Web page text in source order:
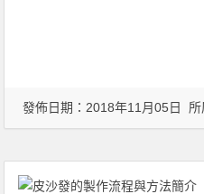
發佈日期：2018年11月05日 所